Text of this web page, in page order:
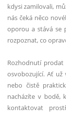
kdysi zamilovali,
nás čeká něco
oporou a stává se
rozpoznat, co
Rozhodnutí
osvobozující. Ať
nebo čistě
nacházíte v bodě,
kontaktovat